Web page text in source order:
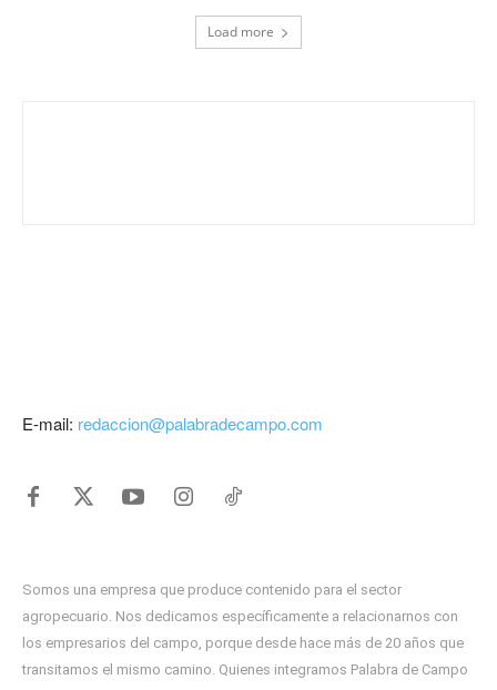
Load more
E-mail: redaccion@palabradecampo.com
Somos una empresa que produce contenido para el sector
agropecuario. Nos dedicamos específicamente a relacionarnos con
los empresarios del campo, porque desde hace más de 20 años que
transitamos el mismo camino. Quienes integramos Palabra de Campo